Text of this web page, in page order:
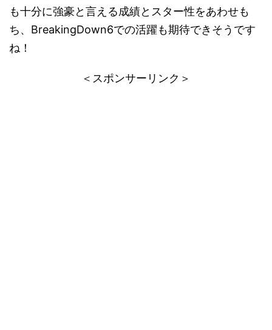
も十分に強豪と言える成績とスター性をあわせも
ち、BreakingDown6での活躍も期待できそうです
ね！
＜スポンサーリンク＞